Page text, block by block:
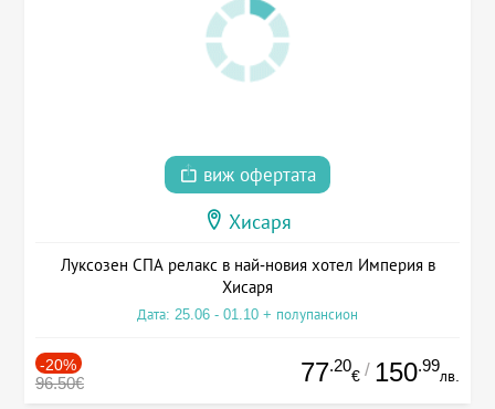
виж офертата
Хисаря
Луксозен СПА релакс в най-новия хотел Империя в
Хисаря
Дата: 25.06 - 01.10 + полупансион
-20%
96.50€ 77.20
€ / 150.99
лв.